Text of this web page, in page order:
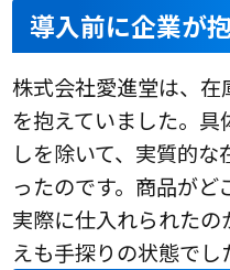
導入前に企業が
株式会社愛進堂は、
を抱えていました。
しを除いて、実質的
ったのです。商品が
実際に仕入れられた
えも手探りの状態でし